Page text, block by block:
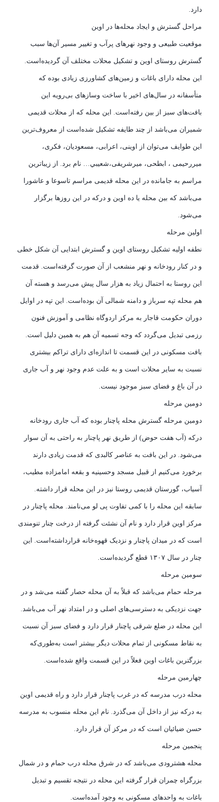
دارد.
مراحل گسترش و ایجاد محله‌ها در اوین
موقعیت طبیعی و وجود نهرهای پرآب و تغییر مسیر آن‌ها سبب
گسترش روستای اوین و تشکیل محلات مختلف آن گردیده‌است.
این محله دارای باغات و زمین‌های کشاورزی زیادی بوده که
متأسفانه در سال‌های اخیر با ساخت وسازهای بی‌رویه این
بافت‌های سبز از بین رفته‌است. این محله که از محلات قدیمی
شمیران می‌باشد از چند طایفه تشکیل شده‌است از معروف‌ترین
این طوایف می‌توان از اوینی، اعرابی، مسعودیان، فکری،
میررحیمی ، ابطحی، میرشریفی،شعيبي… نام برد. از زیباترین
مراسم به جامانده در این محله قدیمی مراسم تاسوعا و عاشورا
می‌باشد که بین محله یا ده اوین و درکه در این روزها برگزار
می‌شود.
اولین مرحله
نطفه اولیه تشکیل روستای اوین و گسترش ابتدایی آن شکل خطی
و در کنار رودخانه و نهر منشعب از آن صورت گرفته‌است. قدمت
این روستا به احتمال زیاد به هزار سال پیش می‌رسد و هسته آن
هم محله تپه سرباز و دامنه شمالی آن بوده‌است. این تپه در اوایل
دوران حکومت قاجار به مرکز اردوگاه نظامی و آموزش فنون
رزمی تبدیل می‌گردد که وجه تسمیه آن هم به همین دلیل است.
بافت مسکونی در این قسمت تا اندازه‌ای دارای تراکم بیشتری
نسبت به سایر محلات است و به علت عدم وجود نهر و آب جاری
در آن باغ و فضای سبز موجود نیست.
دومین مرحله
دومین مرحله گسترش محله پاچنار بوده که آب جاری رودخانه
درکه (آب هفت حوض) از طریق نهر پاچنار به راحتی به آن سوار
می‌شود. در این بافت به عناصر کالبدی که قدمت زیادی دارند
برخورد می‌کنیم از قبیل مسجد وحسینیه و بقعه امامزاده مطیب،
آسیاب، گورستان قدیمی روستا نیز در این محله قرار داشته.
سابقه این محله را با کمی تفاوت پی لو می‌نامند. محله پاچنار در
مرکز اوین قرار دارد و نام آن نشئت گرفته از درخت چنار تنومندی
است که در میدان پاچنار و نزدیک قهوه‌خانه قرارداشته‌است. این
چنار در سال ۱۳۰۷ قطع گردیده‌است.
سومین مرحله
مرحله حمام می‌باشد که قبلاً به آن محله حصار گفته می‌شد و در
جهت نزدیکی به دسترسی‌های اصلی و در امتداد نهر آب می‌باشد.
این محله در ضلع شرقی پاچنار قرار دارد و فضای سبز آن نسبت
به نقاط مسکونی از تمام محلات دیگر بیشتر است به‌طوری‌که
بزرگترین باغات اوین فعلاً در این قسمت واقع شده‌است.
چهارمین مرحله
محله درب مدرسه که در غرب پاچنار قرار دارد و راه قدیمی اوین
به درکه نیز از داخل آن می‌گذرد. نام این محله منسوب به مدرسه
حسن ضیائیان است که در مرکز آن قرار دارد.
پنجمین مرحله
محله هشترودی می‌باشد که در شرق محله درب حمام و در شمال
بزرگراه چمران قرار گرفته این محله در نتیجه تقسیم و تبدیل
باغات به واحدهای مسکونی به وجود آمده‌است.